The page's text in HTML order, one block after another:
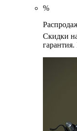
%
Скидки
гарантия.